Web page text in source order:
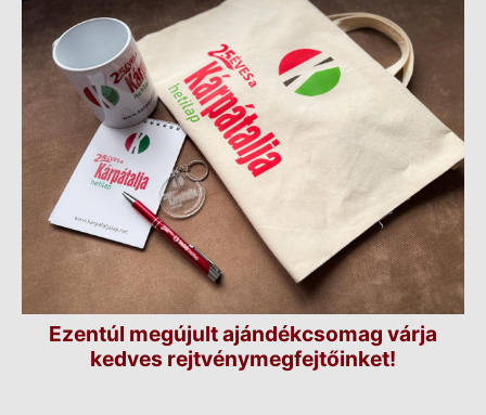
Ezentúl megújult ajándékcsomag várja
kedves rejtvénymegfejtőinket!